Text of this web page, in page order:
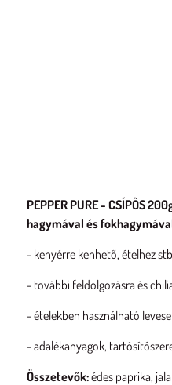
PEPPER PURE - CSÍPŐS
hagymával és
- kenyérre kenhető, ételhez
- további feldolgozásra és
- ételekben használható
- adalékanyagok,
Összetevők:édes paprika,